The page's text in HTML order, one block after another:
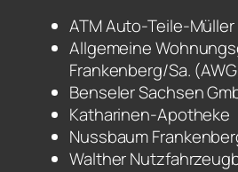
ATM Auto-Teile-Müller
Allgemeine
Frankenberg/Sa.
Benseler Sachsen
Katharinen-Apotheke
Nussbaum
Walther